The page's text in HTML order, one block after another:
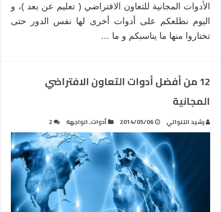
الأدوات المجانية للتعاون الافتراضي ( تعليم عن بعد )، و
اليوم نطلعكم على أدوات أخرى لها نفس الدور حتى
تختاروا منها ما يناسبكم و ما …
12 من أفضل أدوات التعاون الافتراضي
المجانية
رشيد التلواتي 2014/05/06 أدوات,الواجهة 2